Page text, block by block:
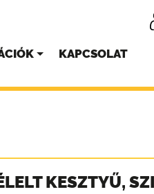
KAPCSOLAT
KESZTYŰ,